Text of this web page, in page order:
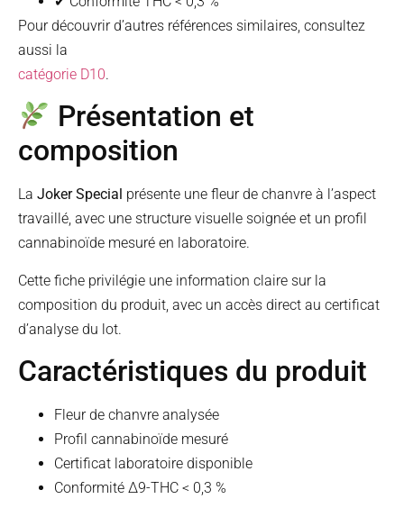
Pour découvrir d’autres références similaires, consultez
aussi la
catégorie D10.
Présentation et
composition
La Joker Special présente une fleur de chanvre à l’aspect
travaillé, avec une structure visuelle soignée et un profil
cannabinoïde mesuré en laboratoire.
Cette fiche privilégie une information claire sur la
composition du produit, avec un accès direct au certificat
d’analyse du lot.
Caractéristiques du produit
Fleur de chanvre analysée
Profil cannabinoïde mesuré
Certificat laboratoire disponible
Conformité Δ9-THC < 0,3 %